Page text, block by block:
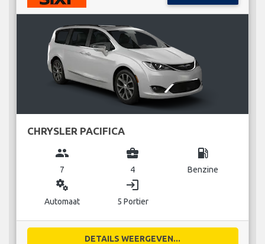
CHRYSLER PACIFICA
group
7
business_center
4
local_gas_station
Benzine
miscellaneous_services
Automaat
login
5 Portier
DETAILS WEERGEVEN...